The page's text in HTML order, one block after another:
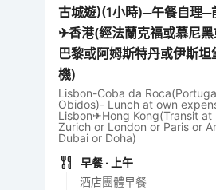
古城遊)(1小時)─午餐自理─
✈香港(經法蘭克福或慕尼
巴黎或阿姆斯特丹或伊斯
機)
Lisbon-Coba da
Obidos)- Lunch at own
Lisbon✈Hong Kong(Transit
Zurich or London or Paris or
Dubai or Doha)
早餐 · 上午
酒店團體早餐